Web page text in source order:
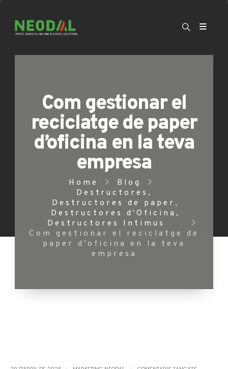
Com gestionar el
reciclatge de paper
d’oficina en la teva
empresa
Home
Blog
Destructores ,
Destructores de paper ,
Destructores d'Oficina ,
Destructores Intimus
Com gestionar el reciclatge de
paper d’oficina en la teva
empresa